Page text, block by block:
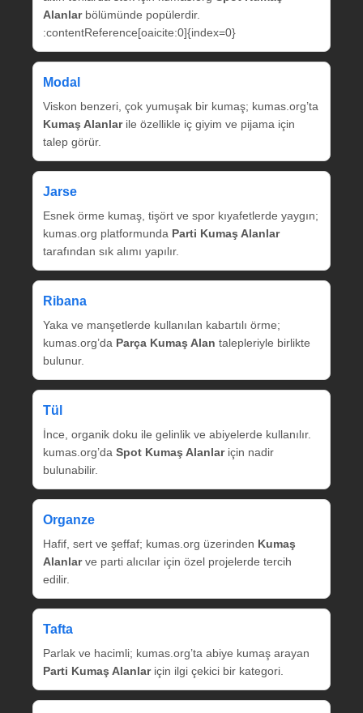
Alanlarbölümünde popülerdir.
:contentReference[oaicite:0]{index=0}
Modal
Viskon benzeri, çok yumuşak bir kumaş; kumas.org’ta
Kumaş Alanlarile özellikle iç giyim ve pijama için
talep görür.
Jarse
Esnek örme kumaş, tişört ve spor kıyafetlerde yaygın;
kumas.org platformunda Parti Kumaş Alanlar
tarafından sık alımı yapılır.
Ribana
Yaka ve manşetlerde kullanılan kabartılı örme;
kumas.org’da Parça Kumaş Alan talepleriyle birlikte
bulunur.
Tül
İnce, organik doku ile gelinlik ve abiyelerde kullanılır.
kumas.org’da Spot Kumaş Alanlariçin nadir
bulunabilir.
Organze
Hafif, sert ve şeffaf; kumas.org üzerinden Kumaş
Alanlarve parti alıcılar için özel projelerde tercih
edilir.
Tafta
Parlak ve hacimli; kumas.org’ta abiye kumaş arayan
Parti Kumaş Alanlariçin ilgi çekici bir kategori.